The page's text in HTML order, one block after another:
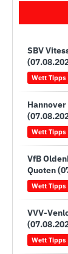
SBV
Wett Tipps
Wett Tipps
VfB
Quoten
Wett Tipps
VVV-
Wett Tipps